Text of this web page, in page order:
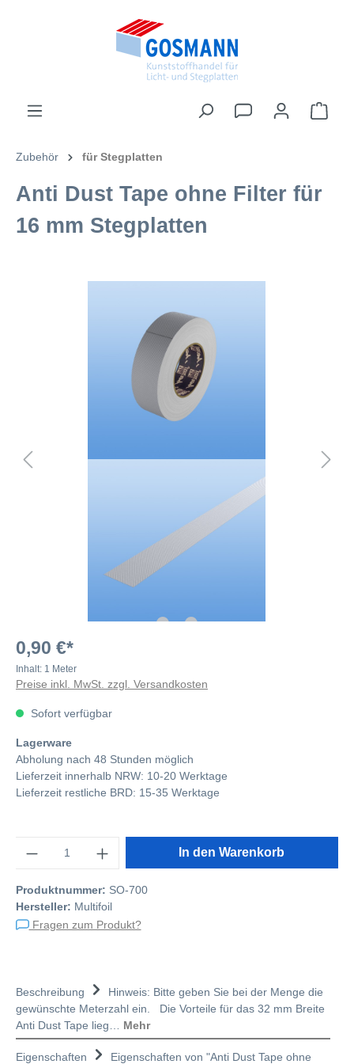
Zubehör für Stegplatten
Anti Dust Tape ohne Filter für
16 mm Stegplatten
0,90 €*
Inhalt: 1 Meter
Preise inkl. MwSt. zzgl. Versandkosten
Sofort verfügbar
Lagerware
Abholung nach 48 Stunden möglich
Lieferzeit innerhalb NRW: 10-20 Werktage
Lieferzeit restliche BRD: 15-35 Werktage
In den Warenkorb
Produktnummer: SO-700
Hersteller: Multifoil
Fragen zum Produkt?
Beschreibung
Hinweis: Bitte geben Sie bei der Menge die
gewünschte Meterzahl ein. Die Vorteile für das 32 mm Breite
Anti Dust Tape lieg… Mehr
Eigenschaften Eigenschaften von "Anti Dust Tape ohne